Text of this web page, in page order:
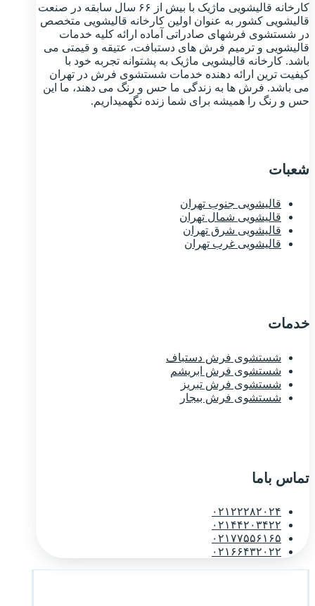
کارخانه قالیشویی ماژیک با بیش از ۶۶ سال سابقه در صنعت
قالیشویی کشور به عنوان اولین کارخانه قالیشویی متخصص
در شستشوی فرشهای صادراتی آماده ارائه کلیه خدمات
قالیشویی و ترمیم فرش های دستبافت، عتیقه و قیمتی می
باشد. کارخانه قالیشویی ماژیک به پشتوانه تجربه خود با
کیفیت ترین ارائه دهنده خدمات شستشوی فرش در تهران
می باشد. فرش ها به زندگی ما حس و رنگ می دهند، ما این
حس و رنگ را همیشه برای شما زنده نگهمیداریم.
شعبات
قالیشویی جنوب تهران
قالیشویی شمال تهران
قالیشویی شرق تهران
قالیشویی غرب تهران
خدمات
شستشوی فرش دستباف
شستشوی فرش ابریشم
شستشوی فرش تبریز
شستشوی فرش بیجار
تماس باما
۰۲۱۲۲۲۸۲۰۲۴
۰۲۱۴۴۲۰۳۴۲۲
۰۲۱۷۷۵۵۶۱۶۵
۰۲۱۶۶۴۳۲۰۲۲